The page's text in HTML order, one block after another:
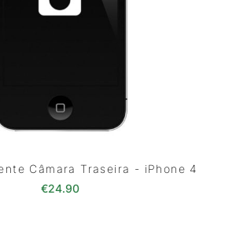
Câmara Traseira - iPhone 4
€24.90